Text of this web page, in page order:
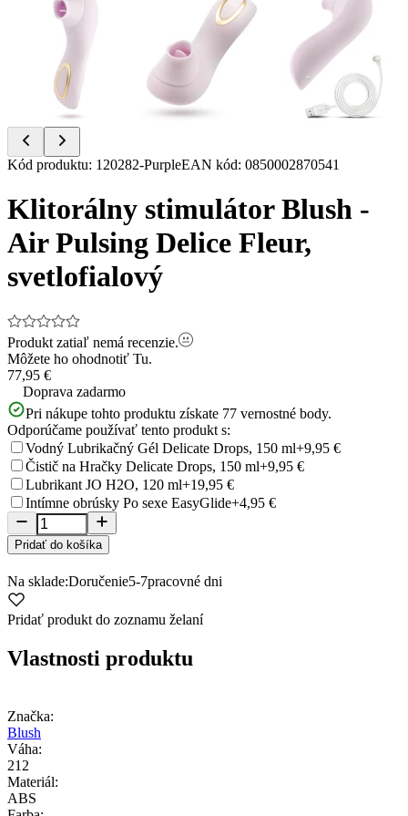
Item
of
13
Kód produktu: 120282-PurpleEAN kód: 0850002870541
Klitorálny stimulátor Blush -
Air Pulsing Delice Fleur,
svetlofialový
Produkt zatiaľ nemá recenzie.
Môžete ho ohodnotiť Tu.
77,95 €
Doprava zadarmo
Pri nákupe tohto produktu získate 77 vernostné body.
Odporúčame používať tento produkt s:
Vodný Lubrikačný Gél Delicate Drops, 150 ml+9,95 €
Čistič na Hračky Delicate Drops, 150 ml+9,95 €
Lubrikant JO H2O, 120 ml+19,95 €
Intímne obrúsky Po sexe EasyGlide+4,95 €
Pridať do košíka
Na sklade:Doručenie5-7pracovné dni
Pridať produkt do zoznamu želaní
Vlastnosti produktu
Značka:
Blush
Váha:
212
Materiál:
ABS